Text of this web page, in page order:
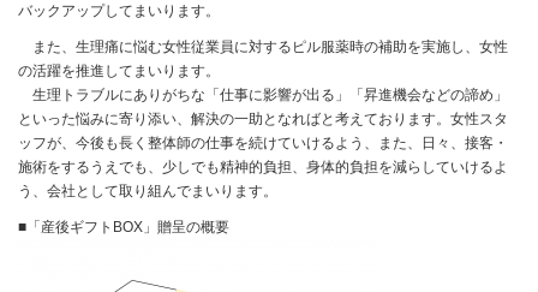
バックアップしてまいります。
また、生理痛に悩む女性従業員に対するピル服薬時の補助を実施し、女性
の活躍を推進してまいります。
生理トラブルにありがちな「仕事に影響が出る」「昇進機会などの諦め」
といった悩みに寄り添い、解決の一助となればと考えております。女性スタ
ッフが、今後も長く整体師の仕事を続けていけるよう、また、日々、接客・
施術をするうえでも、少しでも精神的負担、身体的負担を減らしていけるよ
う、会社として取り組んでまいります。
■「産後ギフトBOX」贈呈の概要